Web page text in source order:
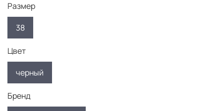
Размер
38
Цвет
черный
Бренд